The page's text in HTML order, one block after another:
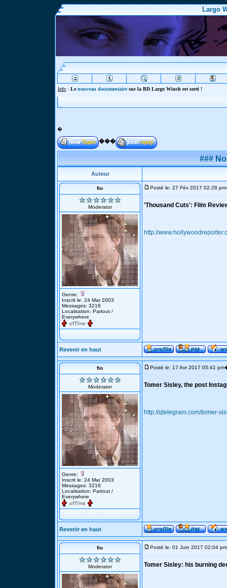
Largo
Inf
�
���
###
Auteur
fio
Moderator
Genre:
Inscrit le: 24 Mar 2003
Messages: 3216
Localisation: Partout /
Everywhere
Posté le: 27 Fév 2017 02:28 pm
'Thousand Cuts': Film
http://
Revenir en haut
fio
Moderator
Genre:
Inscrit le: 24 Mar 2003
Messages: 3216
Localisation: Partout /
Everywhere
Posté le: 17 Avr 2017 05:41 pm
Tomer Sisley, the post
http://qtelegram.com/tomer-
Revenir en haut
fio
Moderator
Posté le: 01 Juin 2017 02:04 pm
Tomer Sisley: his burning